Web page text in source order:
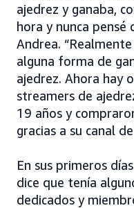
ajedrez y ganaba,
hora y nunca pensé
Andrea.
alguna forma de
ajedrez. Ahora hay
streamers de
19 años y
gracias a su canal
En sus primeros
dice que tenía
dedicados y